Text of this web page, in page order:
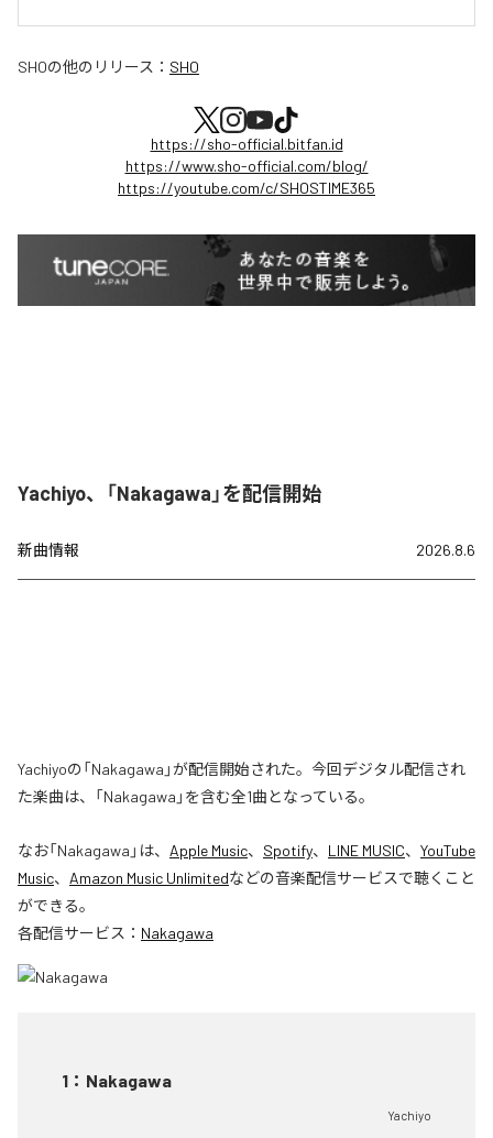
SHOの他のリリース： SHO
https://sho-official.bitfan.id
https://www.sho-official.com/blog/
https://youtube.com/c/SHOSTIME365
Yachiyo、「Nakagawa」を配信開始
新曲情報 2026.8.6
Yachiyoの「Nakagawa」が配信開始された。今回デジタル配信され
た楽曲は、「Nakagawa」を含む全1曲となっている。
なお「Nakagawa 」は、 Apple Music、 Spotify、 LINE MUSIC、 YouTube
Music、 Amazon Music Unlimitedなどの音楽配信サービスで聴くこと
ができる。
各配信サービス： Nakagawa
1 ： Nakagawa
Yachiyo